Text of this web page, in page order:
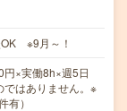
※9月～！
×実働8h×週5日
はありません。※
有）